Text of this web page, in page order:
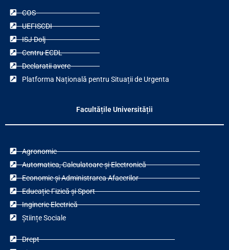
COS
UEFISCDI
ISJ Dolj
Centru ECDL
Declaratii avere
Platforma Națională pentru Situații de Urgenta
Facultățile Universității
Agronomie
Automatica, Calculatoare și Electronică
Economie și Administrarea Afacerilor
Educație Fizică și Sport
Inginerie Electrică
Științe Sociale
Drept